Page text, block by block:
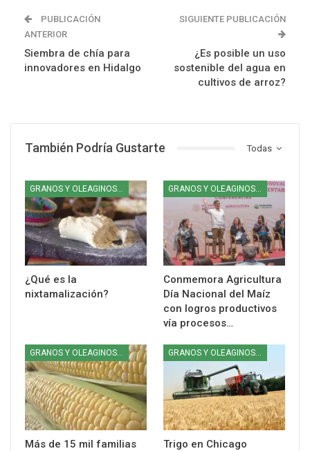
PUBLICACIÓN
ANTERIOR
Siembra de chía para
innovadores en Hidalgo
SIGUIENTE PUBLICACIÓN
¿Es posible un uso
sostenible del agua en
cultivos de arroz?
Todas
También Podría Gustarte
GRANOS Y OLEAGINOSAS
¿Qué es la
nixtamalización?
GRANOS Y OLEAGINOSAS
Conmemora Agricultura
Día Nacional del Maíz
con logros productivos
vía procesos…
GRANOS Y OLEAGINOSAS
Más de 15 mil familias
GRANOS Y OLEAGINOSAS
Trigo en Chicago